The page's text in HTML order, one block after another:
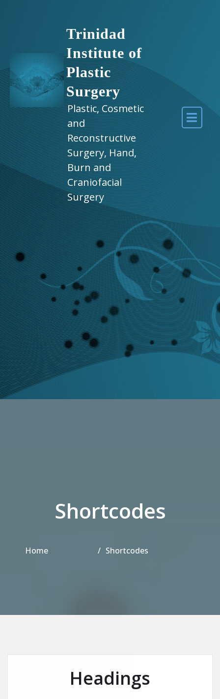
Trinidad
Institute of
Plastic
Surgery
Plastic, Cosmetic
and
Reconstructive
Surgery, Hand,
Burn and
Craniofacial
Surgery
Shortcodes
Home Shortcodes
Headings